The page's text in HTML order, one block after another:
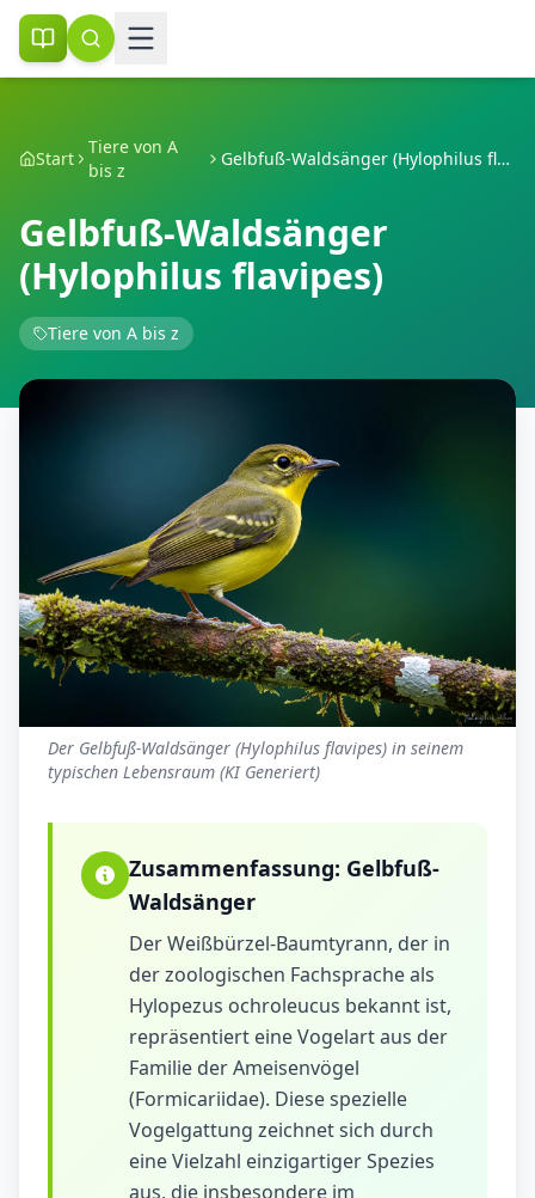
Start
Tiere von A
bis z
Gelbfuß-Waldsänger (Hylophilus flavipes)
Gelbfuß-Waldsänger
(Hylophilus flavipes)
Tiere von A bis z
Der Gelbfuß-Waldsänger (Hylophilus flavipes) in seinem
typischen Lebensraum (KI Generiert)
Zusammenfassung: Gelbfuß-
Waldsänger
Der Weißbürzel-Baumtyrann, der in
der zoologischen Fachsprache als
Hylopezus ochroleucus bekannt ist,
repräsentiert eine Vogelart aus der
Familie der Ameisenvögel
(Formicariidae). Diese spezielle
Vogelgattung zeichnet sich durch
eine Vielzahl einzigartiger Spezies
aus, die insbesondere im